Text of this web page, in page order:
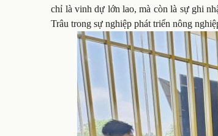
chỉ là vinh dự lớn lao, mà còn là sự ghi
Trâu trong sự nghiệp phát triển nông